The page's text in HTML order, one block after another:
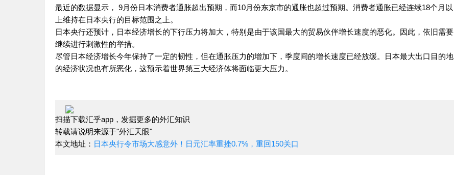
最近的数据显示， 9月份日本消费者通胀超出预期，而10月份东京市的通胀也超过预期。消费者通胀已经连续18个月以
上维持在日本央行的目标范围之上。
日本央行还预计，日本经济增长的下行压力将加大，特别是由于该国最大的贸易伙伴增长速度的恶化。因此，依旧需要
继续进行刺激性的举措。
尽管日本经济增长今年保持了一定的韧性，但在通胀压力的增加下，季度间的增长速度已经放缓。日本最大出口目的地
的经济状况也有所恶化，这预示着世界第三大经济体将面临更大压力。
扫描下载汇乎app，发掘更多的外汇知识
转载请说明来源于"外汇天眼"
本文地址： 日本央行令市场大感意外！日元汇率重挫0.7%，重回150关口